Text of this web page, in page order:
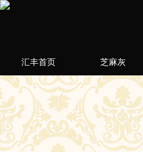
汇丰首页 芝麻灰